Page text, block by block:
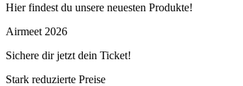
Hier findest du unsere neuesten Produkte!
Airmeet 2026
Sichere dir jetzt dein Ticket!
Stark reduzierte Preise